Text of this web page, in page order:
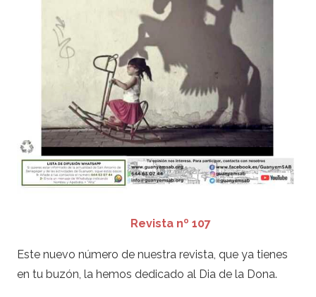
Revista nº 107
Este nuevo número de nuestra revista, que ya tienes
en tu buzón, la hemos dedicado al Dia de la Dona.